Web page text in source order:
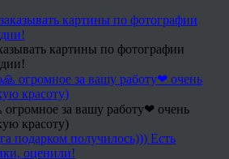
картины по фотографии
огромное за вашу работу❤ очень
красоту)